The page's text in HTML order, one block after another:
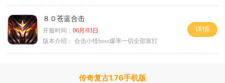
８０苍蓝合击
开服时间： 06月/03日
版本介绍： 合击小怪boss爆率一切全部靠打
详情
传奇复古1.76手机版